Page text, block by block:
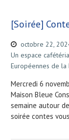
[Soirée]
octobre 22,
Un espace cafétéria
Européennes de la
Mercredi 6
Maison Bleue
semaine autour
soirée contes